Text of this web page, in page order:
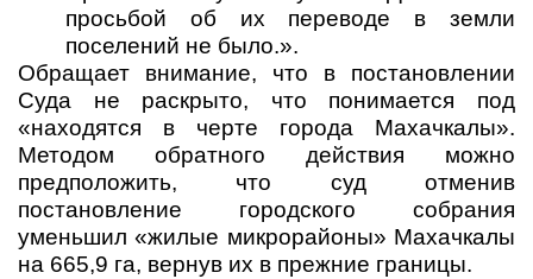
просьбой об их переводе в земли
поселений не было.».
Обращает внимание, что в постановлении
Суда не раскрыто, что понимается под
«находятся в черте города Махачкалы».
Методом обратного действия можно
предположить, что суд отменив
постановление городского собрания
уменьшил «жилые микрорайоны» Махачкалы
на 665,9 га, вернув их в прежние границы.